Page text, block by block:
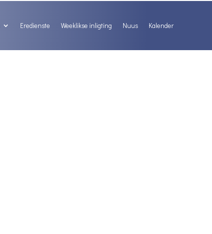
Eredienste Weeklikse inligting Nuus Kalender